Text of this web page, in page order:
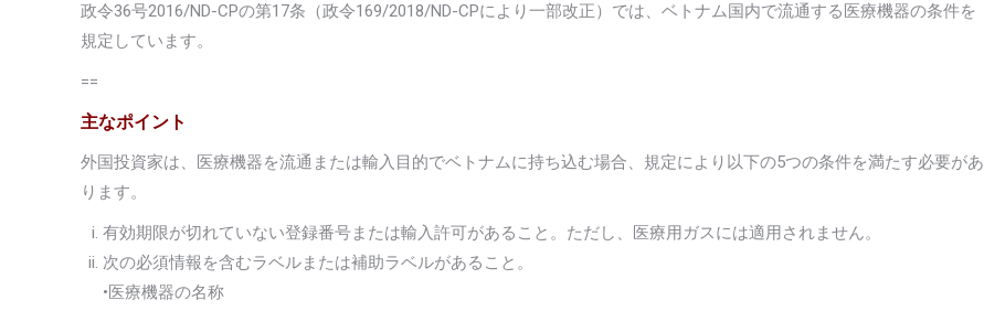
政令36号2016/ND-CPの第17条（政令169/2018/ND-CPにより一部改正）では、ベトナム国内で流通する医療機器の条件を
規定しています。
==
主なポイント
外国投資家は、医療機器を流通または輸入目的でベトナムに持ち込む場合、規定により以下の5つの条件を満たす必要があ
ります。
有効期限が切れていない登録番号または輸入許可があること。ただし、医療用ガスには適用されません。
次の必須情報を含むラベルまたは補助ラベルがあること。
•医療機器の名称